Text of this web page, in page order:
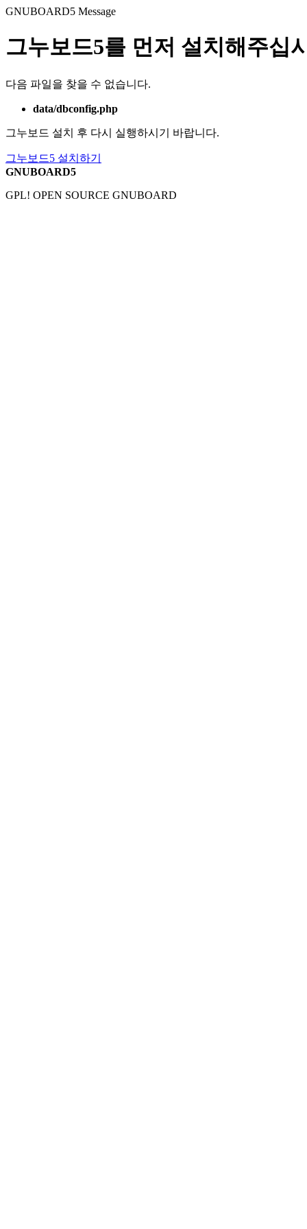
GNUBOARD5 Message
그누보드5를 먼저 설치해주십
다음 파일을 찾을 수 없습니다.
data/dbconfig.php
그누보드 설치 후 다시 실행하시기 바랍니다.
그누보드5 설치하기
GNUBOARD5
GPL! OPEN SOURCE GNUBOARD